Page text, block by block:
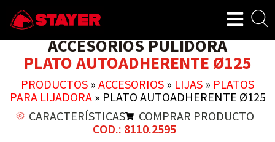
ACCESORIOS PULIDORA
PLATO AUTOADHERENTE Ø125
PRODUCTOS » ACCESORIOS » LIJAS » PLATOS
PARA LIJADORA» PLATO AUTOADHERENTE Ø125
CARACTERÍSTICAS
COMPRAR PRODUCTO
COD.: 8110.2595